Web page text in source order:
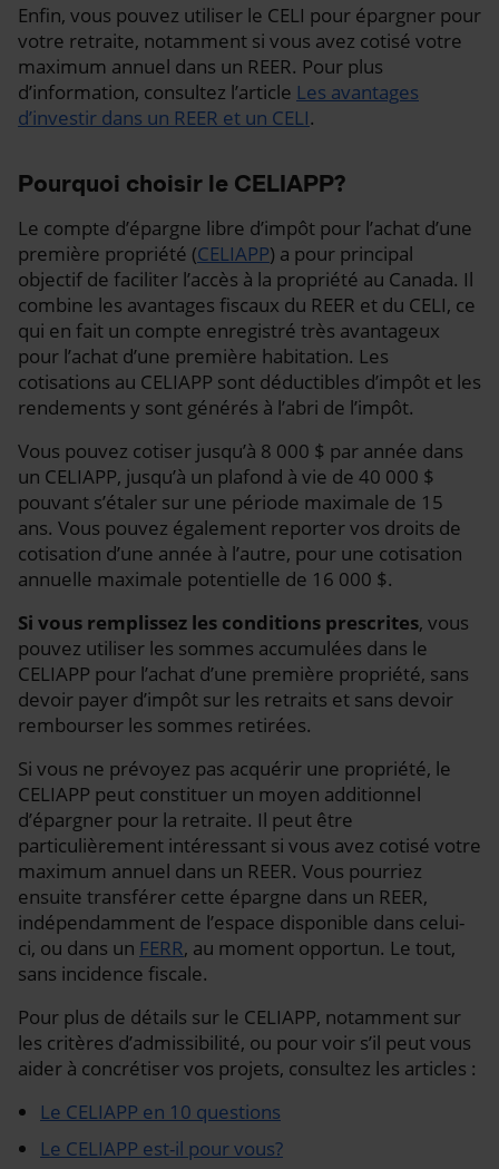
Enfin, vous pouvez utiliser le CELI pour épargner pour
votre retraite, notamment si vous avez cotisé votre
maximum annuel dans un REER. Pour plus
d’information, consultez l’article Les avantages
d’investir dans un REER et un CELI.
Pourquoi choisir le CELIAPP?
Le compte d’épargne libre d’impôt pour l’achat d’une
première propriété (CELIAPP) a pour principal
objectif de faciliter l’accès à la propriété au Canada. Il
combine les avantages fiscaux du REER et du CELI, ce
qui en fait un compte enregistré très avantageux
pour l’achat d’une première habitation. Les
cotisations au CELIAPP sont déductibles d’impôt et les
rendements y sont générés à l’abri de l’impôt.
Vous pouvez cotiser jusqu’à 8 000 $ par année dans
un CELIAPP, jusqu’à un plafond à vie de 40 000 $
pouvant s’étaler sur une période maximale de 15
ans. Vous pouvez également reporter vos droits de
cotisation d’une année à l’autre, pour une cotisation
annuelle maximale potentielle de 16 000 $.
Si vous remplissez les conditions prescrites, vous
pouvez utiliser les sommes accumulées dans le
CELIAPP pour l’achat d’une première propriété, sans
devoir payer d’impôt sur les retraits et sans devoir
rembourser les sommes retirées.
Si vous ne prévoyez pas acquérir une propriété, le
CELIAPP peut constituer un moyen additionnel
d’épargner pour la retraite. Il peut être
particulièrement intéressant si vous avez cotisé votre
maximum annuel dans un REER. Vous pourriez
ensuite transférer cette épargne dans un REER,
indépendamment de l’espace disponible dans celui-
ci, ou dans un FERR, au moment opportun. Le tout,
sans incidence fiscale.
Pour plus de détails sur le CELIAPP, notamment sur
les critères d’admissibilité, ou pour voir s’il peut vous
aider à concrétiser vos projets, consultez les articles :
Le CELIAPP en 10 questions
Le CELIAPP est-il pour vous?